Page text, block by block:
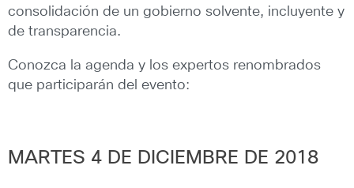
consolidación de un gobierno solvente, incluyente y
de transparencia.
Conozca la agenda y los expertos renombrados
que participarán del evento:
MARTES 4 DE DICIEMBRE DE 2018